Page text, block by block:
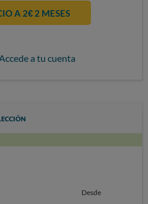
A 2€ 2 MESES
a tu cuenta
Desde